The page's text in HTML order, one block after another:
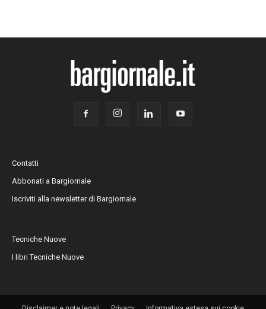
Contatti
Abbonati a Bargiornale
Iscriviti alla newsletter di Bargiornale
Tecniche Nuove
I libri Tecniche Nuove